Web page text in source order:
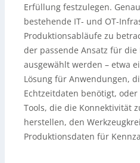
Erfüllung festzulegen.
bestehende IT- und OT-
Produktionsabläufe zu
der passende Ansatz für
ausgewählt werden – etwa
Lösung für Anwendungen,
Echtzeitdaten benötigt,
Tools, die die Konnektivität
herstellen, den
Produktionsdaten für